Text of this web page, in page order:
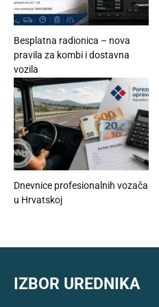
Besplatna radionica – nova
pravila za kombi i dostavna
vozila
Dnevnice profesionalnih vozača
u Hrvatskoj
IZBOR UREDNIKA